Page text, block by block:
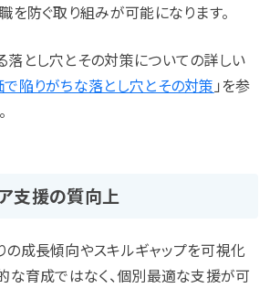
を防ぐ取り組みが可能になります。
落とし穴とその対策についての詳しい
陥りがちな落とし穴とその対策 」を参
支援の質向上
成長傾向やスキルギャップを可視化
な育成ではなく、個別最適な支援が可